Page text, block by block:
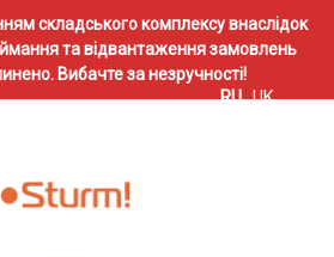
складського комплексу внаслідок
та відвантаження замовлень
Вибачте за незручності!
RU UK